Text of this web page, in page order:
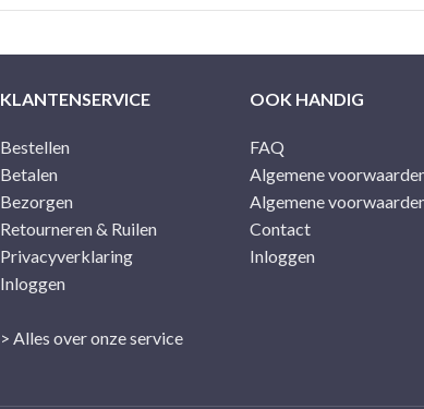
KLANTENSERVICE
Bestellen
Betalen
Bezorgen
Retourneren & Ruilen
Privacyverklaring
Inloggen
> Alles over onze service
OOK HANDIG
FAQ
Algemene
Algemene
Contact
Inloggen